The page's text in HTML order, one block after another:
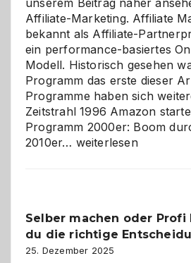
Affiliate-Marketing. Affiliate
bekannt als Affiliate-
ein performance-basiertes
Modell. Historisch gesehen
Programm das erste dieser
Programme haben sich
Zeitstrahl 1996 Amazon
Programm 2000er: Boom
2010er… Affiliate-
Herausforderungen
und
Zukunft
weiterlesen
Selber machen oder
du die richtige
25. Dezember 2025